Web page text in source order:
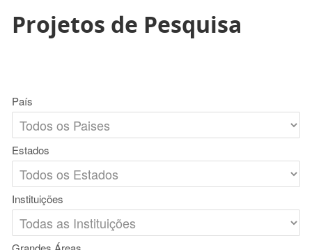
Projetos de Pesquisa
País
Estados
Instituições